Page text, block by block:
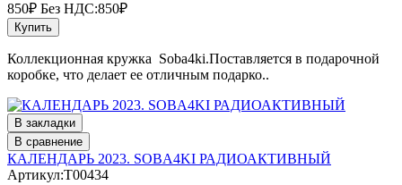
850₽ Без НДС:850₽
Купить
Коллекционная кружка Soba4ki.Поставляется в подарочной
коробке, что делает ее отличным подарко..
В закладки
В сравнение
КАЛЕНДАРЬ 2023. SOBA4KI РАДИОАКТИВНЫЙ
Артикул:T00434